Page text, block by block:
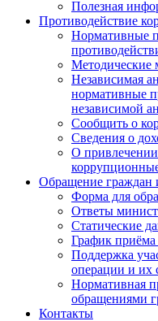
Полезная
Противодействие
Нормативные
Методические
Независимая
нормативные
независимой
Сообщить о
Сведения о
О привлечении
Обращение граждан
Форма для
Ответы
Статические
График приёма
Поддержка
операции и их
Нормативная
обращениями
Контакты